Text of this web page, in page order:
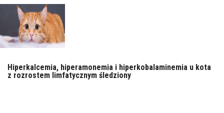
Hiperkalcemia, hiperamonemia i hiperkobalaminemia u kota
z rozrostem limfatycznym śledziony